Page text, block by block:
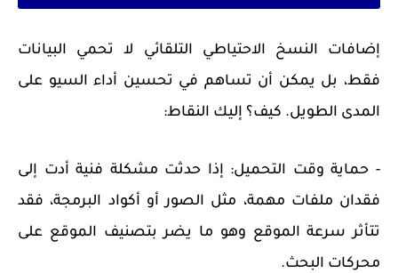
إضافات النسخ الاحتياطي التلقائي لا تحمي البيانات
فقط، بل يمكن أن تساهم في تحسين أداء السيو على
المدى الطويل. كيف؟ إليك النقاط:
- حماية وقت التحميل: إذا حدثت مشكلة فنية أدت إلى
فقدان ملفات مهمة، مثل الصور أو أكواد البرمجة، فقد
تتأثر سرعة الموقع وهو ما يضر بتصنيف الموقع على
محركات البحث.